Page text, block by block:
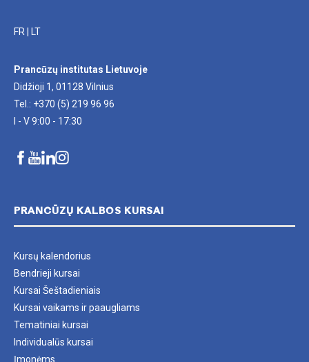
FR LT
Prancūzų institutas Lietuvoje
Didžioji 1, 01128 Vilnius
Tel.: +370 (5) 219 96 96
I - V 9:00 - 17:30
PRANCŪZŲ KALBOS KURSAI
Kursų kalendorius
Bendrieji kursai
Kursai Šeštadieniais
Kursai vaikams ir paaugliams
Tematiniai kursai
Individualūs kursai
Įmonėms